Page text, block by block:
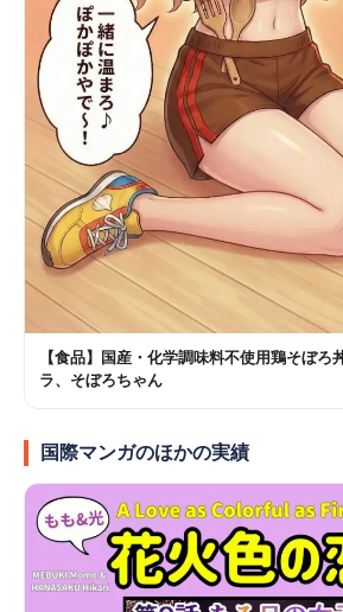
【食品】国産・化学調味料不使用鶏そぼろ
ラ、そぼろちゃん
国際マンガのほかの実績